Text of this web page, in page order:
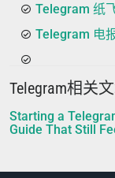
Telegram 纸
Telegram 电
Telegram相关
Starting a
Guide That Still